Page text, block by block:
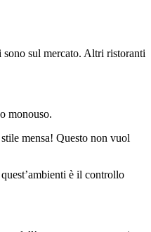
sono sul mercato. Altri ristoranti
monouso.
mensa! Questo non vuol
è il controllo